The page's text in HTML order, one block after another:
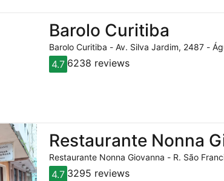
Barolo Curitiba
Barolo Curitiba - Av. Silva Jardim, 2487 -
4.7 6238 reviews
Restaurante Nonna
Restaurante Nonna Giovanna - R. São
4.7 3295 reviews